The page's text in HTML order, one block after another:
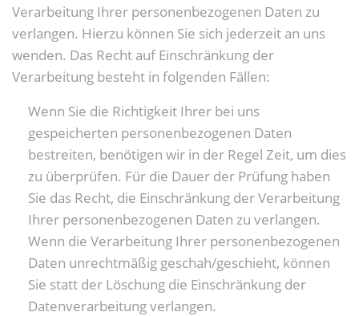
Verarbeitung Ihrer personenbezogenen Daten zu
verlangen. Hierzu können Sie sich jederzeit an uns
wenden. Das Recht auf Einschränkung der
Verarbeitung besteht in folgenden Fällen:
Wenn Sie die Richtigkeit Ihrer bei uns
gespeicherten personenbezogenen Daten
bestreiten, benötigen wir in der Regel Zeit, um dies
zu überprüfen. Für die Dauer der Prüfung haben
Sie das Recht, die Einschränkung der Verarbeitung
Ihrer personenbezogenen Daten zu verlangen.
Wenn die Verarbeitung Ihrer personenbezogenen
Daten unrechtmäßig geschah/geschieht, können
Sie statt der Löschung die Einschränkung der
Datenverarbeitung verlangen.